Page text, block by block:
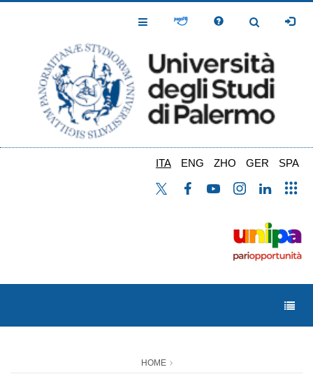
Toggle
Toggle
ITA ENG ZHO GER SPA
HOME